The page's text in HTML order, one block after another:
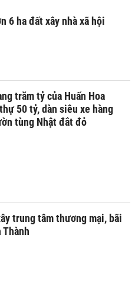
6 ha đất xây nhà xã hội
trăm tỷ của Huấn Hoa
50 tỷ, dàn siêu xe hàng
tùng Nhật đắt đỏ
trung tâm thương mại, bãi
Thành